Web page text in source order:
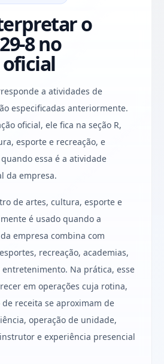
o
8 no
a atividades de
especificadas anteriormente.
oficial, ele fica na seção R,
esporte e recreação, e
essa é a atividade
da empresa.
de artes, cultura, esporte e
é usado quando a
empresa combina com
recreação, academias,
Na prática, esse
em operações cuja rotina,
receita se aproximam de
operação de unidade,
e experiência presencial